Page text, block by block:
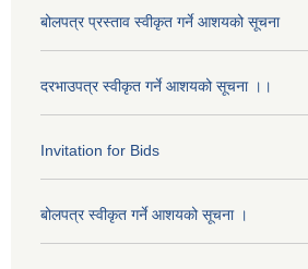
बोलपत्र प्रस्ताव स्वीकृत गर्ने आशयको सूचना
दरभाउपत्र स्वीकृत गर्ने आशयको सूचना ।।
Invitation for Bids
बोलपत्र स्वीकृत गर्ने आशयको सूचना ।